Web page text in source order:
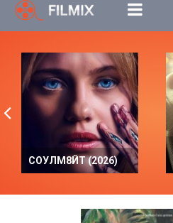
СОУЛМ8ЙТ (2026)